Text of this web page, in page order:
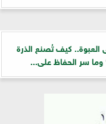
العبوة.. كيف تُصنع الذرة
وما سر الحفاظ على...